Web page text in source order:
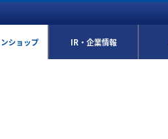
ショップ IR・企業情報